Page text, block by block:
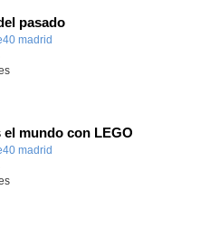
pasado
madrid
mundo con LEGO
madrid